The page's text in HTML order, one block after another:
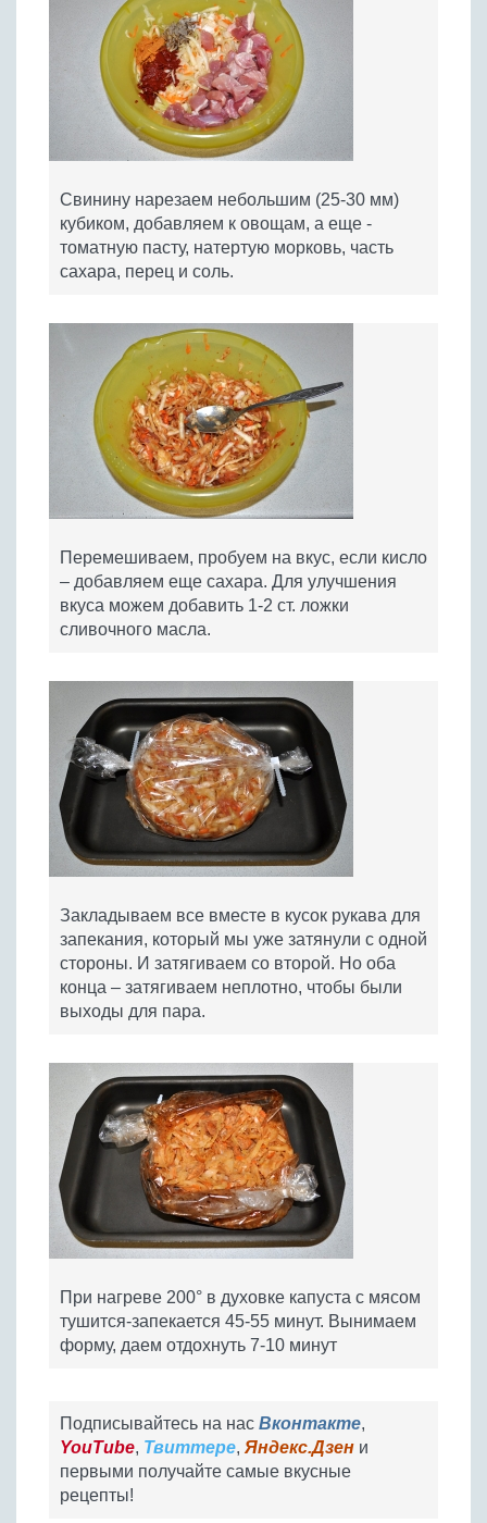
Свинину нарезаем небольшим (25-30 мм)
кубиком, добавляем к овощам, а еще -
томатную пасту, натертую морковь, часть
сахара, перец и соль.
Перемешиваем, пробуем на вкус, если кисло
– добавляем еще сахара. Для улучшения
вкуса можем добавить 1-2 ст. ложки
сливочного масла.
Закладываем все вместе в кусок рукава для
запекания, который мы уже затянули с одной
стороны. И затягиваем со второй. Но оба
конца – затягиваем неплотно, чтобы были
выходы для пара.
При нагреве 200° в духовке капуста с мясом
тушится-запекается 45-55 минут. Вынимаем
форму, даем отдохнуть 7-10 минут
Подписывайтесь на нас Вконтакте,
YouTube, Твиттере, Яндекс.Дзен и
первыми получайте самые вкусные
рецепты!